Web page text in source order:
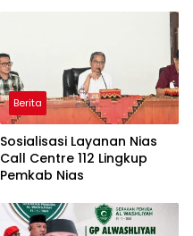
Asisten Pembinaan Herlina
Berita
Sosialisasi Layanan Nias
Call Centre 112 Lingkup
Pemkab Nias